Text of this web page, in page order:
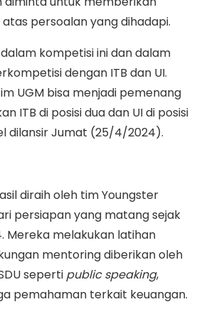
persoalan yang dihadapi.
kompetisi ini dan dalam
dengan ITB dan UI.
UGM bisa menjadi pemenang
ITB di posisi dua dan UI di posisi
dilansir Jumat (25/4/2024).
diraih oleh tim Youngster
persiapan yang matang sejak
Mereka melakukan latihan
mentoring diberikan oleh
seperti public speaking,
pemahaman terkait keuangan.